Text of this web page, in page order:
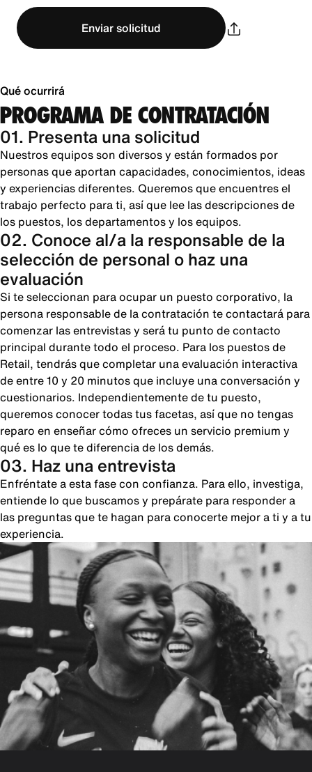
Enviar solicitud
Qué ocurrirá
PROGRAMA DE CONTRATACIÓN
01. Presenta una solicitud
Nuestros equipos son diversos y están formados por
personas que aportan capacidades, conocimientos, ideas
y experiencias diferentes. Queremos que encuentres el
trabajo perfecto para ti, así que lee las descripciones de
los puestos, los departamentos y los equipos.
02. Conoce al/a la responsable de la
selección de personal o haz una
evaluación
Si te seleccionan para ocupar un puesto corporativo, la
persona responsable de la contratación te contactará para
comenzar las entrevistas y será tu punto de contacto
principal durante todo el proceso. Para los puestos de
Retail, tendrás que completar una evaluación interactiva
de entre 10 y 20 minutos que incluye una conversación y
cuestionarios. Independientemente de tu puesto,
queremos conocer todas tus facetas, así que no tengas
reparo en enseñar cómo ofreces un servicio premium y
qué es lo que te diferencia de los demás.
03. Haz una entrevista
Enfréntate a esta fase con confianza. Para ello, investiga,
entiende lo que buscamos y prepárate para responder a
las preguntas que te hagan para conocerte mejor a ti y a tu
experiencia.